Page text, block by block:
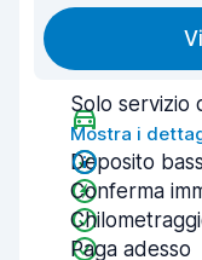
Solo servizio
Mostra i
Deposito
Conferma
Paga adesso